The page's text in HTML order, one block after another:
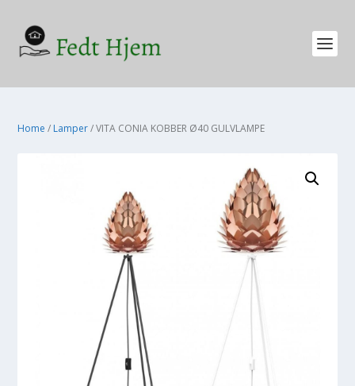
Home / Lamper/ VITA CONIA KOBBER Ø40 GULVLAMPE